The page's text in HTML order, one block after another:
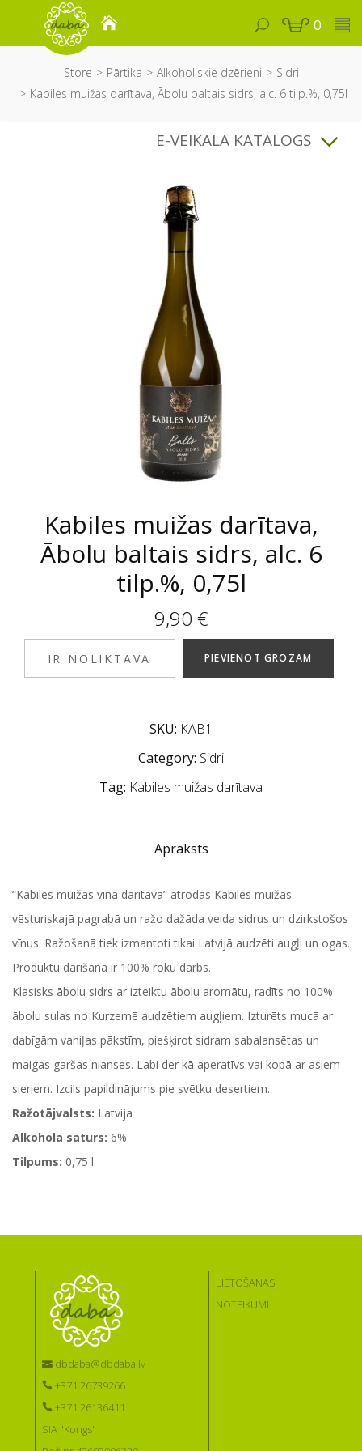
0
Store Pārtika Alkoholiskie dzērieni
Sidri
Kabiles muižas darītava, Ābolu baltais sidrs, alc. 6 tilp.%, 0,75l
E-VEIKALA KATALOGS
Kabiles muižas darītava,
Ābolu baltais sidrs, alc. 6
tilp.%, 0,75l
9,90 €
IR NOLIKTAVĀ PIEVIENOT GROZAM
SKU: KAB1
Category: Sidri
Tag: Kabiles muižas darītava
Apraksts
“Kabiles muižas vīna darītava” atrodas Kabiles muižas
vēsturiskajā pagrabā un ražo dažāda veida sidrus un dzirkstošos
vīnus. Ražošanā tiek izmantoti tikai Latvijā audzēti augļi un ogas.
Produktu darīšana ir 100% roku darbs.
Klasisks ābolu sidrs ar izteiktu ābolu aromātu, radīts no 100%
ābolu sulas no Kurzemē audzētiem augļiem. Izturēts mucā ar
dabīgām vaniļas pākstīm, piešķirot sidram sabalansētas un
maigas garšas nianses. Labi der kā aperatīvs vai kopā ar asiem
sieriem. Izcils papildinājums pie svētku desertiem.
Ražotājvalsts: Latvija
Alkohola saturs: 6%
Tilpums: 0,75 l
dbdaba@dbdaba.lv
+371 26739266
+371 26136411
SIA "Kongs"
LIETOŠANAS
NOTEIKUMI